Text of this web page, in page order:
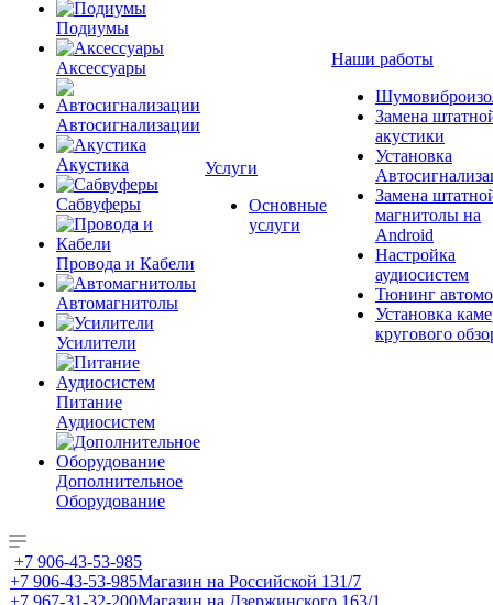
Подиумы
Аксессуары
Автосигнализации
Акустика
Сабвуферы
Провода и Кабели
Автомагнитолы
Усилители
Питание
Аудиосистем
Дополнительное
Оборудование
Услуги
Основные
услуги
Наши работы
Замена
акустики
Установка
Замена
магнитолы на
Android
Настройка
аудиосистем
Тюнинг
Установка
кругового
+7 906-43-53-985
+7 906-43-53-985Магазин на Российской 131/7